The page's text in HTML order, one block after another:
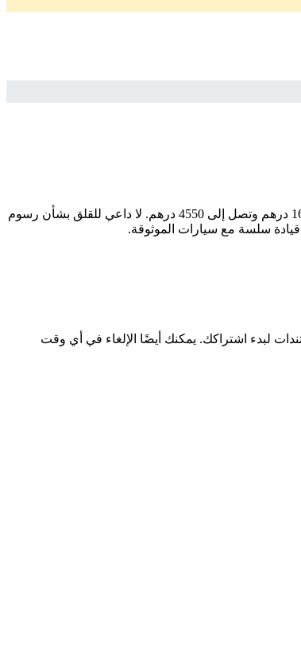
ابحث عن سيارتك المثالية بسهولة وثقة مع سيارات اشتراك منتهي بالتمليك. إذا كنت تبحث عن موديل ، فإننا نقدم لك أفضل الخيارات بأسعار تبدأ من 1625 درهم وتصل إلى 4550 درهم. لا داعي للقلق بشأن رسوم
قيادة سلسة مع سيارات الموثوقة.
لبدء اشتراكك. يمكنك أيضًا الإلغاء في أي وقت